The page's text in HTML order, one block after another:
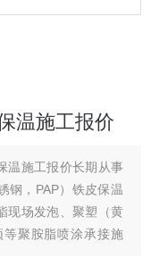
温施工报价
温施工报价长期从事
钢，PAP）铁皮保温
现场发泡、聚塑（黄
聚胺脂喷涂承接施